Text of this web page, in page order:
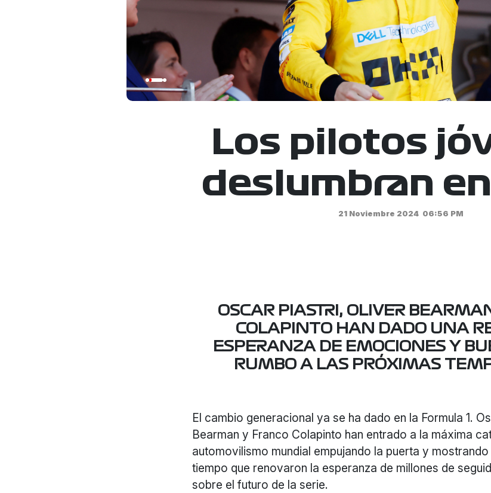
Los pilotos
deslumbran
21 Noviembre 2024 06:56 PM
OSCAR PIASTRI, OLIVER
COLAPINTO HAN DADO UNA
ESPERANZA DE EMOCIONES Y
RUMBO A LAS PRÓXIMAS
El cambio generacional ya se ha dado en la Formula 1.
Bearman y Franco Colapinto han entrado a la máxima
automovilismo mundial empujando la puerta y
tiempo que renovaron la esperanza de millones de
sobre el futuro de la serie.